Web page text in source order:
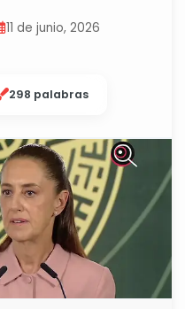
11 de junio, 2026
298 palabras